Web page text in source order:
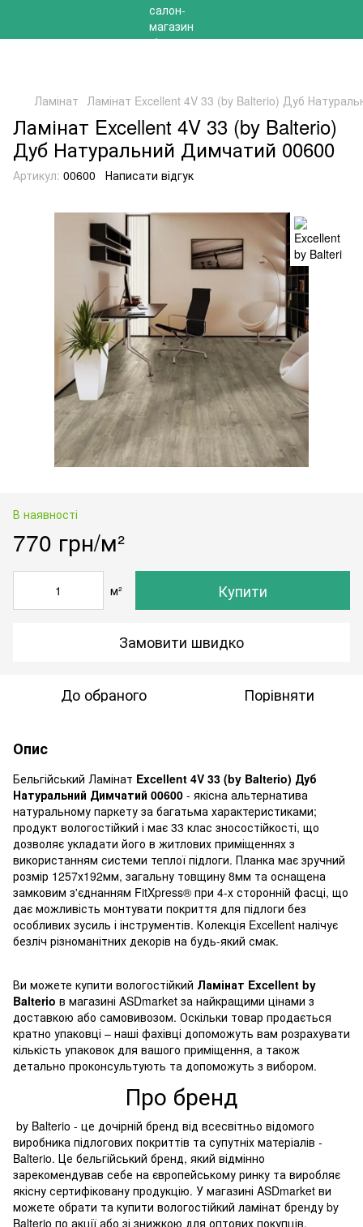
Ламінат Ламінат Excellent 4V 33 (by Balterio) Дуб
Ламінат Excellent 4V 33 (by Balterio)
Дуб Натуральний Димчатий 00600
Артикул: 00600 Написати відгук
В наявності
770 грн/м²
м² Купити
Замовити швидко
До обраного Порівняти
Опис
Бельгійський Ламінат Excellent 4V 33 (by Balterio) Дуб
Натуральний Димчатий 00600 - якісна альтернатива
натуральному паркету за багатьма характеристиками;
продукт вологостійкий і має 33 клас зносостійкості, що
дозволяє укладати його в житлових приміщеннях з
використанням системи теплої підлоги. Планка має зручний
розмір 1257х192мм, загальну товщину 8мм та оснащена
замковим з'єднанням FitXpress® при 4-х сторонній фасці, що
дає можливість монтувати покриття для підлоги без
особливих зусиль і інструментів. Колекція Excellent налічує
безліч різноманітних декорів на будь-який смак.
Ви можете купити вологостійкий Ламінат Excellent by
Balterio в магазині ASDmarket за найкращими цінами з
доставкою або самовивозом. Оскільки товар продається
кратно упаковці – наші фахівці допоможуть вам розрахувати
кількість упаковок для вашого приміщення, а також
детально проконсультують та допоможуть з вибором.
Про бренд
by Balterio - це дочірній бренд від всесвітньо відомого
виробника підлогових покриттів та супутніх матеріалів -
Balterio. Це бельгійський бренд, який відмінно
зарекомендував себе на європейському ринку та виробляє
якісну сертифіковану продукцію. У магазині ASDmarket ви
можете обрати та купити вологостійкий ламінат бренду by
Balterio по акції або зі знижкою для оптових покупців.